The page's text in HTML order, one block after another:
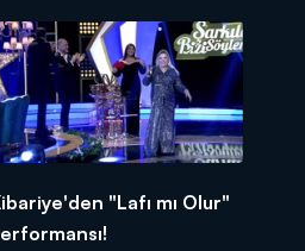
"Lafı mı Olur"